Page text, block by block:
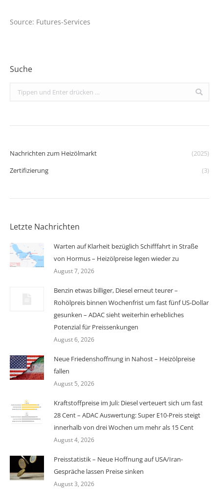
Source: Futures-Services
Suche
Search:
Nachrichten zum Heizölmarkt
(2025)
Zertifizierung
(3)
Letzte Nachrichten
Warten auf Klarheit bezüglich Schifffahrt in Straße
von Hormus – Heizölpreise legen wieder zu
August 7, 2026
Benzin etwas billiger, Diesel erneut teurer –
Rohölpreis binnen Wochenfrist um fast fünf US-Dollar
gesunken – ADAC sieht weiterhin erhebliches
Potenzial für Preissenkungen
August 6, 2026
Neue Friedenshoffnung in Nahost – Heizölpreise
fallen
August 5, 2026
Kraftstoffpreise im Juli: Diesel verteuert sich um fast
28 Cent – ADAC Auswertung: Super E10-Preis steigt
innerhalb von drei Wochen um mehr als 15 Cent
August 4, 2026
Preisstatistik – Neue Hoffnung auf USA/Iran-
Gespräche lassen Preise sinken
August 3, 2026